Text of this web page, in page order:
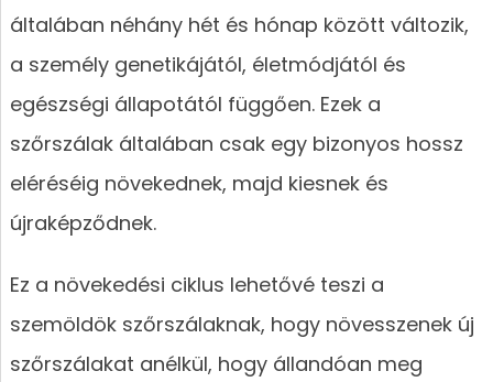
általában néhány hét és hónap között változik,
a személy genetikájától, életmódjától és
egészségi állapotától függően. Ezek a
szőrszálak általában csak egy bizonyos hossz
eléréséig növekednek, majd kiesnek és
újraképződnek.
Ez a növekedési ciklus lehetővé teszi a
szemöldök szőrszálaknak, hogy növesszenek új
szőrszálakat anélkül, hogy állandóan meg